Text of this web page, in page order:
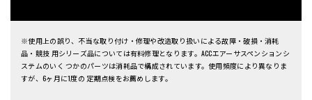
※使用上の誤り、不当な取り付け・修理や改造取り扱いによる故障・破損・消耗
品・競技 用シリーズ品については有料修理となります。ACCエアーサスペンションシ
ステムのいく つかのパーツは消耗品で構成されています。使用頻度により異なりま
すが、6ヶ月に1度の 定期点検をお薦めします。